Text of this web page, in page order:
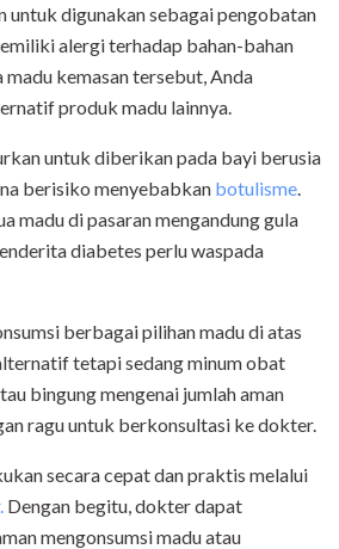
untuk digunakan sebagai pengobatan
alergi terhadap bahan-bahan
kemasan tersebut, Anda
produk madu lainnya.
untuk diberikan pada bayi berusia
berisiko menyebabkan botulisme.
madu di pasaran mengandung gula
diabetes perlu waspada
berbagai pilihan madu di atas
tetapi sedang minum obat
bingung mengenai jumlah aman
ragu untuk berkonsultasi ke dokter.
secara cepat dan praktis melalui
Dengan begitu, dokter dapat
mengonsumsi madu atau